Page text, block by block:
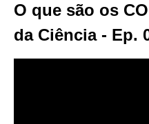
O que são os
da Ciência - Ep.